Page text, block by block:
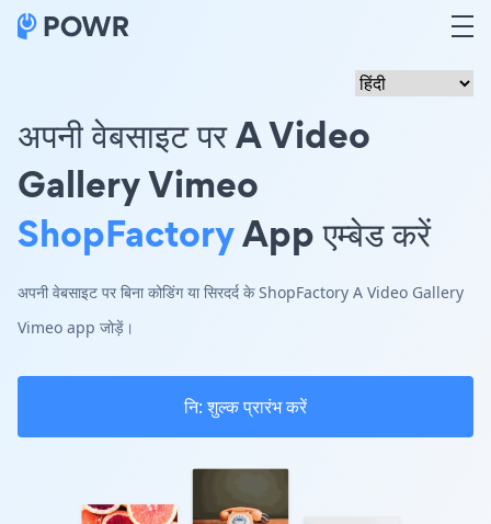
अपनी वेबसाइट पर A Video
Gallery Vimeo
ShopFactoryApp एम्बेड करें
अपनी वेबसाइट पर बिना कोडिंग या सिरदर्द के ShopFactory A Video Gallery
Vimeo app जोड़ें।
नि: शुल्क प्रारंभ करें